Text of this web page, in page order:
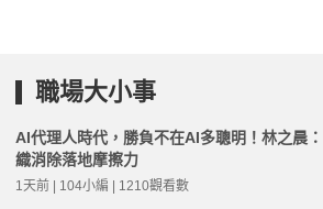
職場大小事
AI代理人時代，勝負不在AI多聰明！林之晨
織消除落地摩擦力
1天前 | 104小編 | 1210觀看數